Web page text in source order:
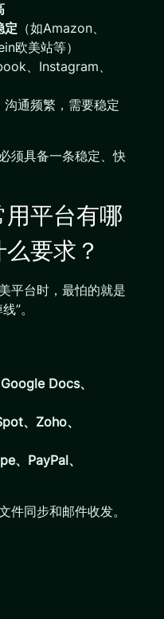
定 （如Amazon、
欧美站等）
、Instagram、
沟通频繁，需要稳定
须具备一条稳定、快
平台有哪
要求？
平台时，最怕的就是
”。
Docs、
、Zoho、
、PayPal、
件同步和邮件收发。